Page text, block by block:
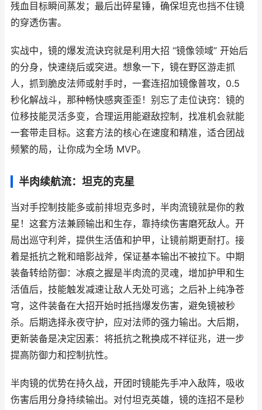
残血目标瞬间蒸发；最后出碎星锤，确保坦克也挡不住镜
的穿透伤害。
实战中，镜的爆发流诀窍就是利用大招 “镜像领域” 开始后
的分身，快速绕后或突进。想象一下，镜在野区游走抓
人，抓到脆皮法师或射手时，一套连招加镜像普攻，0.5
秒化解战斗，那种畅快感爽歪歪！别忘了走位诀窍：镜的
位移技能灵活多变，合理运用能避敌控制，找准机会就能
一套带走目标。这套方法的核心在速度和精准，适合团战
频繁的局，让你成为全场 MVP。
半肉续航流：坦克的克星
当对手控制技能多或前排坦克多时，半肉流镜就是你的救
星！这套方法兼顾输出和生存，靠持续伤害磨死敌人。开
局出巡守利斧，提供生活值和护甲，让镜前期更耐打。接
着是抵抗之靴和暗影战斧，保证基本输出不被拉下。中期
装备转给防御：冰痕之握是半肉流的灵魂，增加护甲和生
活值后，技能触发减速让敌人无处可逃；之后补上纯净苍
穹，这件装备在大招开始时抵挡爆发伤害，避免镜被秒
杀。后期选择永夜守护，应对法师的强力输出。大后期，
更新装备是决定因素：将抵抗之靴换成不祥征兆，进一步
提高防御力和控制抗性。
半肉镜的优势在持久战，开团时镜能先手冲入敌阵，吸收
伤害后用分身持续输出。对付坦克英雄，镜的连招不是秒